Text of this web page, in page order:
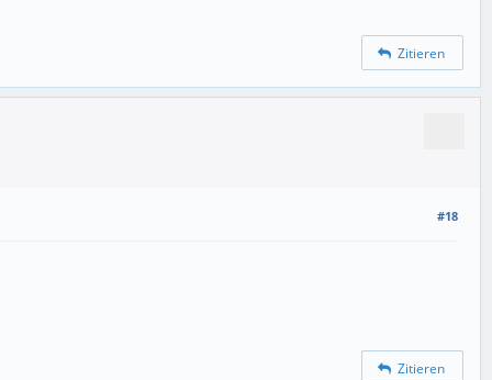
Zitieren
#18
Zitieren